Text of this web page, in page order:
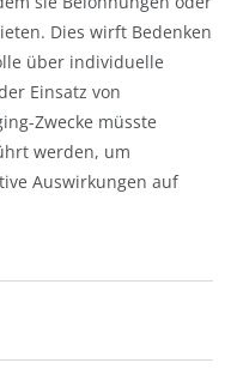
Dies wirft Bedenken
über individuelle
Einsatz von
Zwecke müsste
werden, um
Auswirkungen auf